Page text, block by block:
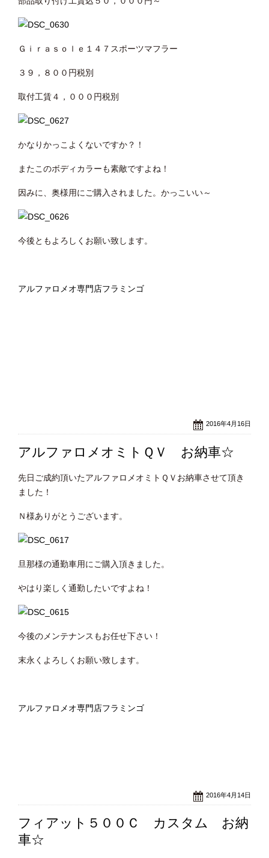
Ｇｉｒａｓｏｌｅ１４７スポーツマフラー
３９，８００円税別
取付工賃４，０００円税別
かなりかっこよくないですか？！
またこのボディカラーも素敵ですよね！
因みに、奥様用にご購入されました。かっこいい～
今後ともよろしくお願い致します。
アルファロメオ専門店フラミンゴ
2016年4月16日
アルファロメオミトＱＶ お納車☆
先日ご成約頂いたアルファロメオミトＱＶお納車させて頂き
ました！
Ｎ様ありがとうございます。
旦那様の通勤車用にご購入頂きました。
やはり楽しく通勤したいですよね！
今後のメンテナンスもお任せ下さい！
末永くよろしくお願い致します。
アルファロメオ専門店フラミンゴ
2016年4月14日
フィアット５００Ｃ カスタム お納
車☆